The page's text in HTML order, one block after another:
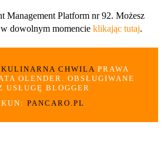
Management Platform nr 92. Możesz
dowolnym momencie klikając tutaj.
KULINARNA CHWILAPRAWA
OLENDER. OBSŁUGIWANE
USŁUGĘ BLOGGER
PANCARO.PL